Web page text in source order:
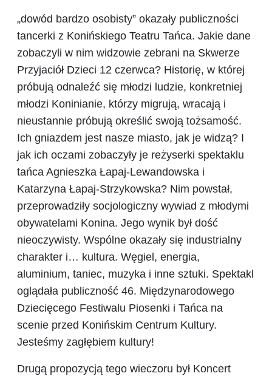
„dowód bardzo osobisty” okazały publiczności
tancerki z Konińskiego Teatru Tańca. Jakie dane
zobaczyli w nim widzowie zebrani na Skwerze
Przyjaciół Dzieci 12 czerwca? Historię, w której
próbują odnaleźć się młodzi ludzie, konkretniej
młodzi Koninianie, którzy migrują, wracają i
nieustannie próbują określić swoją tożsamość.
Ich gniazdem jest nasze miasto, jak je widzą? I
jak ich oczami zobaczyły je reżyserki spektaklu
tańca Agnieszka Łapaj-Lewandowska i
Katarzyna Łapaj-Strzykowska? Nim powstał,
przeprowadziły socjologiczny wywiad z młodymi
obywatelami Konina. Jego wynik był dość
nieoczywisty. Wspólne okazały się industrialny
charakter i… kultura. Węgiel, energia,
aluminium, taniec, muzyka i inne sztuki. Spektakl
oglądała publiczność 46. Międzynarodowego
Dziecięcego Festiwalu Piosenki i Tańca na
scenie przed Konińskim Centrum Kultury.
Jesteśmy zagłębiem kultury!
Drugą propozycją tego wieczoru był Koncert